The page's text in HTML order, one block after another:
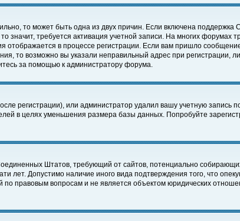
то может быть одна из двух причин. Если включена поддержка
требуется активация учетной записи. На многих форумах
отображается в процессе регистрации. Если вам пришло
то возможно вы указали неправильный адрес при регистрации,
за помощью к администратору форума.
регистрации), или администратор удалил вашу учетную запись
в целях уменьшения размера базы данных. Попробуйте
Штатов, требующий от сайтов, потенциально
лет. Допустимо наличие иного вида подтверждения того, что
правовым вопросам и не является объектом юридических